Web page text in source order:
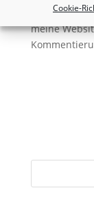
Cookie-
Meinen
meine